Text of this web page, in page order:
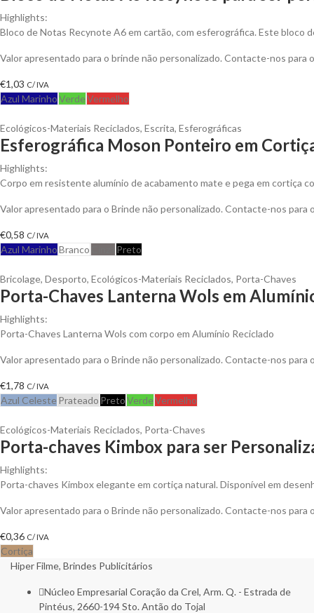
Highlights:
Bloco de Notas Recynote A6 em cartão, com esferográfica. Este bloco
Valor apresentado para o brinde não personalizado. Contacte-nos
€1,03 C/ IVA
Azul MarinhoVerdeVermelho
Ecológicos-Materiais Reciclados, Escrita, Esferográficas
Esferográfica Moson Ponteiro em
Highlights:
Corpo em resistente alumínio de acabamento mate e pega em cortiça
Valor apresentado para o Brinde não personalizado. Contacte-nos
€0,58 C/ IVA
Azul MarinhoBranco Preto
Bricolage, Desporto, Ecológicos-Materiais Reciclados, Porta-Chaves
Porta-Chaves Lanterna Wols em
Highlights:
Porta-Chaves Lanterna Wols com corpo em Alumínio Reciclado
Valor apresentado para o Brinde não personalizado. Contacte-nos
€1,78 C/ IVA
Azul Celeste Prateado PretoVerdeVermelho
Ecológicos-Materiais Reciclados, Porta-Chaves
Porta-chaves Kimbox para ser
Highlights:
Porta-chaves Kimbox elegante em cortiça natural. Disponível em
Valor apresentado para o Brinde não personalizado. Contacte-nos
€0,36 C/ IVA
Cortiça
Hiper Filme, Brindes Publicitários
Núcleo Empresarial Coração da Crel, Arm. Q. - Estrada de
Pintéus, 2660-194 Sto. Antão do Tojal